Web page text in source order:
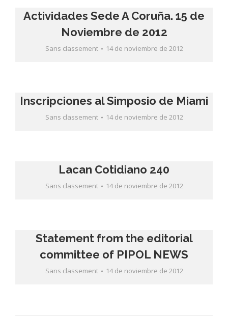
Actividades Sede A Coruña. 15 de
Noviembre de 2012
Sans classement 14 de noviembre de 2012
Inscripciones al Simposio de Miami
Sans classement 14 de noviembre de 2012
Lacan Cotidiano 240
Sans classement 14 de noviembre de 2012
Statement from the editorial
committee of PIPOL NEWS
Sans classement 14 de noviembre de 2012